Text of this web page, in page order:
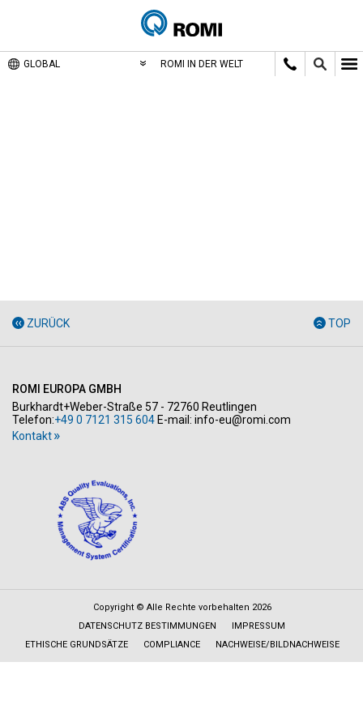
GLOBAL ROMI IN DER WELT
ZURÜCK TOP
ROMI EUROPA GMBH
Burkhardt+Weber-Straße 57 - 72760 Reutlingen
Telefon:+49 0 7121 315 604 E-mail: info-eu@romi.com
Kontakt
Copyright © Alle Rechte vorbehalten 2026
DATENSCHUTZ BESTIMMUNGEN
IMPRESSUM
ETHISCHE GRUNDSÄTZE
COMPLIANCE NACHWEISE/BILDNACHWEISE